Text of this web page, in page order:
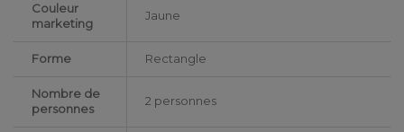
Couleur
marketing
Jaune
Forme Rectangle
Nombre de
personnes
2 personnes